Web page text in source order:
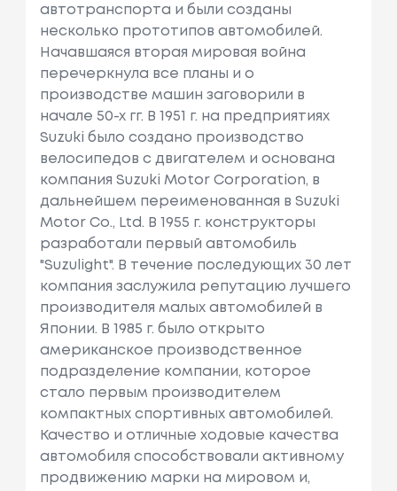
автотранспорта и были созданы
несколько прототипов автомобилей.
Начавшаяся вторая мировая война
перечеркнула все планы и о
производстве машин заговорили в
начале 50-х гг. В 1951 г. на предприятиях
Suzuki было создано производство
велосипедов с двигателем и основана
компания Suzuki Motor Corporation, в
дальнейшем переименованная в Suzuki
Motor Co., Ltd. В 1955 г. конструкторы
разработали первый автомобиль
"Suzulight". В течение последующих 30 лет
компания заслужила репутацию лучшего
производителя малых автомобилей в
Японии. В 1985 г. было открыто
американское производственное
подразделение компании, которое
стало первым производителем
компактных спортивных автомобилей.
Качество и отличные ходовые качества
автомобиля способствовали активному
продвижению марки на мировом и,